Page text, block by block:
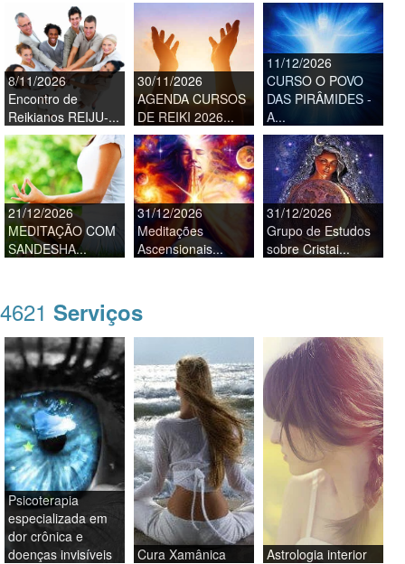
8/11/2026
Encontro de
Reikianos REIJU-...
30/11/2026
AGENDA CURSOS
DE REIKI 2026...
11/12/2026
CURSO O POVO
DAS PIRÂMIDES -
A...
21/12/2026
MEDITAÇÃO COM
SANDESHA...
31/12/2026
Meditações
Ascensionais...
31/12/2026
Grupo de Estudos
sobre Cristai...
4621 Serviços
Psicoterapia
especializada em
dor crônica e
doenças invisíveis
Cura Xamânica Astrologia interior